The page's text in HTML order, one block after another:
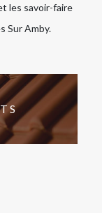
les savoir-faire
Sur Amby.